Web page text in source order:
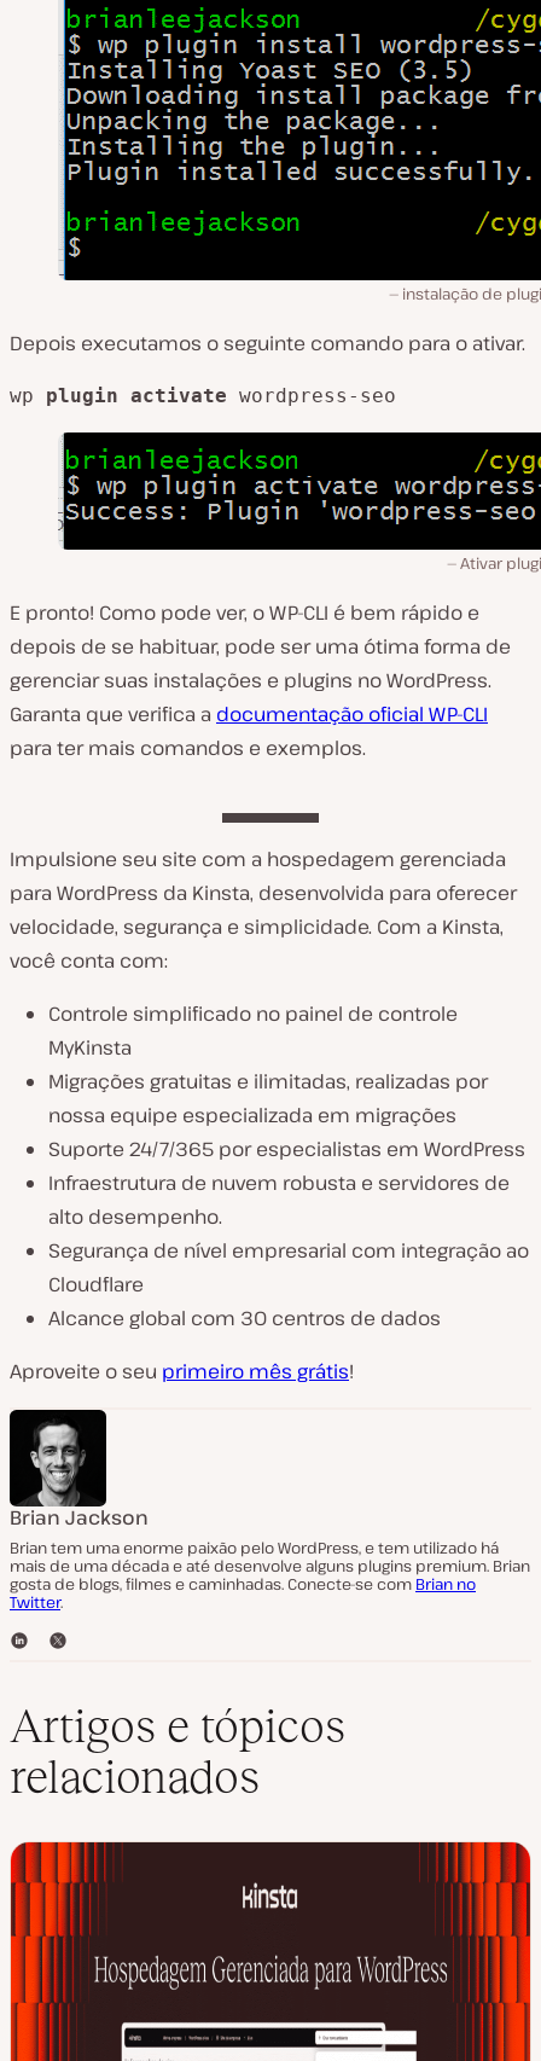
instalação de
Depois executamos o seguinte comando para o ativar.
wp plugin activate wordpress-seo
Ativar
E pronto! Como pode ver, o WP-CLI é bem rápido e
depois de se habituar, pode ser uma ótima forma de
gerenciar suas instalações e plugins no WordPress.
Garanta que verifica a documentação oficial WP-CLI
para ter mais comandos e exemplos.
Impulsione seu site com a hospedagem gerenciada
para WordPress da Kinsta, desenvolvida para oferecer
velocidade, segurança e simplicidade. Com a Kinsta,
você conta com:
Controle simplificado no painel de controle
MyKinsta
Migrações gratuitas e ilimitadas, realizadas por
nossa equipe especializada em migrações
Suporte 24/7/365 por especialistas em WordPress
Infraestrutura de nuvem robusta e servidores de
alto desempenho.
Segurança de nível empresarial com integração ao
Cloudflare
Alcance global com 30 centros de dados
Aproveite o seu primeiro mês grátis!
Brian Jackson
Brian tem uma enorme paixão pelo WordPress, e tem utilizado há
mais de uma década e até desenvolve alguns plugins premium. Brian
gosta de blogs, filmes e caminhadas. Conecte-se com Brian no
Twitter.
L
e
I
n
T
t
e
Artigos e tópicos
relacionados